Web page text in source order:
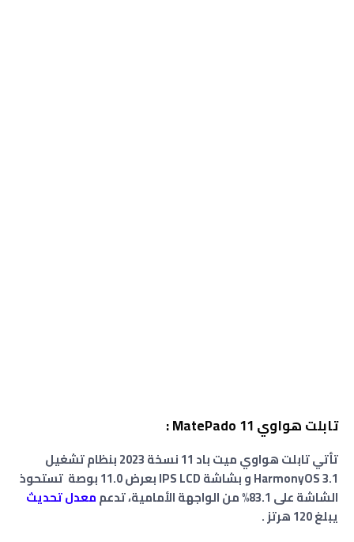
تابلت هواوي MatePado 11 :
تأتي تابلت هواوي ميت باد 11 نسخة 2023 بنظام تشغيل
HarmonyOS 3.1 و بشاشة IPS LCD بعرض 11.0 بوصة تستحوذ
الشاشة على 83.1% من الواجهة الأمامية، تدعم
معدل تحديث
يبلغ 120 هرتز .